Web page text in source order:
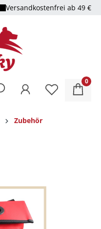
Versandkostenfrei ab 49 €
0
Zubehör